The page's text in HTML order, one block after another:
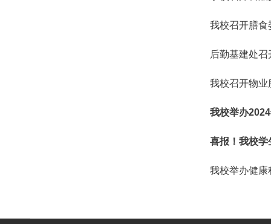
我校召开膳食
后勤基建处
我校召开物业
我校举办
喜报！我校学
我校举办健康